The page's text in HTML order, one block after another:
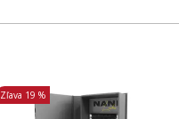
Zľava 19 %